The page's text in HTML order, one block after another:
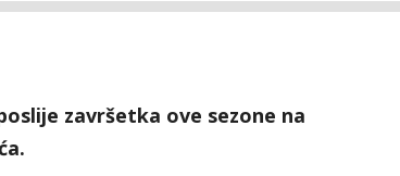
završetka ove sezone na